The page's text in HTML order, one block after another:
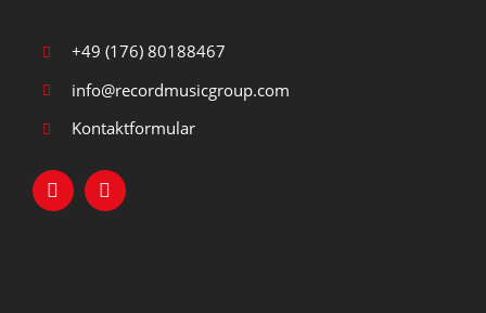
+49 (176) 80188467
info@recordmusicgroup.com
Kontaktformular